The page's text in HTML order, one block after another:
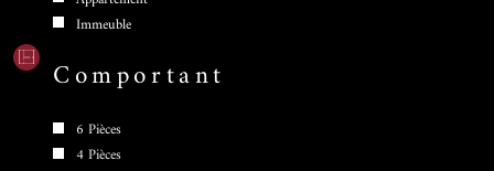
Immeuble
Comportant
6 Pièces
4 Pièces